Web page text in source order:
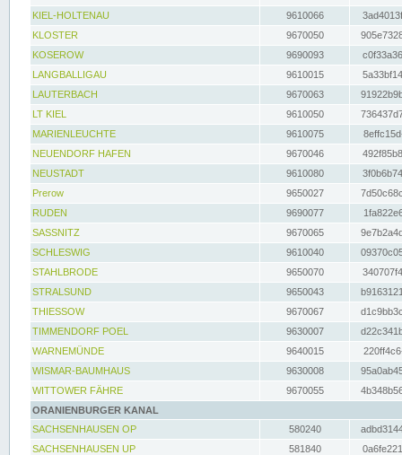
KIEL-HOLTENAU
9610066
KLOSTER
9670050
KOSEROW
9690093
LANGBALLIGAU
9610015
LAUTERBACH
9670063
LT KIEL
9610050
MARIENLEUCHTE
9610075
NEUENDORF HAFEN
9670046
NEUSTADT
9610080
Prerow
9650027
RUDEN
9690077
SASSNITZ
9670065
SCHLESWIG
9610040
STAHLBRODE
9650070
STRALSUND
9650043
THIESSOW
9670067
TIMMENDORF POEL
9630007
WARNEMÜNDE
9640015
WISMAR-BAUMHAUS
9630008
WITTOWER FÄHRE
9670055
ORANIENBURGER KANAL
SACHSENHAUSEN OP
580240
SACHSENHAUSEN UP
581840